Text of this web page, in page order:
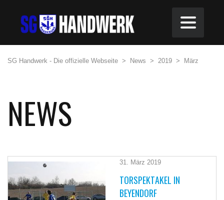
SG Handwerk - Die offizielle Webseite > News > 2019 > März
NEWS
31. März 2019
TORSPEKTAKEL IN
BEYENDORF